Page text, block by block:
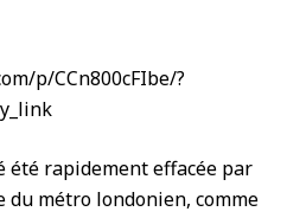
p/CCn800cFIbe/?
été rapidement effacée par
du métro londonien, comme